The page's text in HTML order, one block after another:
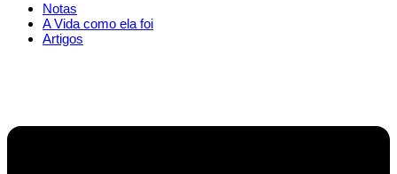
Notas
A Vida como ela foi
Artigos